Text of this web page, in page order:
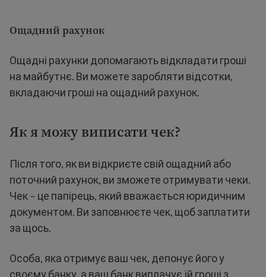
Ощадний рахунок
Ощадні рахунки допомагають відкладати гроші
на майбутнє. Ви можете заробляти відсотки,
вкладаючи гроші на ощадний рахунок.
Як я можу виписати чек?
Після того, як ви відкриєте свій ощадний або
поточний рахунок, ви зможете отримувати чеки.
Чек – це папірець, який вважається юридичним
документом. Ви заповнюєте чек, щоб заплатити
за щось.
Особа, яка отримує ваш чек, депонує його у
своєму банку, а ваш банк виплачує їй гроші з